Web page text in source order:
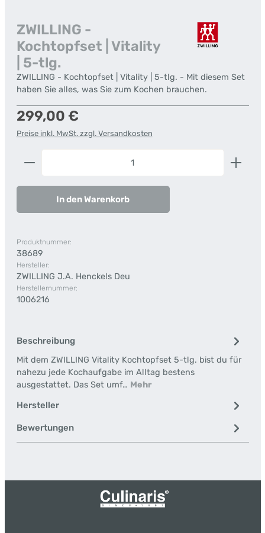
ZWILLING -
Kochtopfset | Vitality
| 5-tlg.
ZWILLING - Kochtopfset | Vitality | 5-tlg. - Mit diesem Set
haben Sie alles, was Sie zum Kochen brauchen.
Regulärer Preis:
299,00 €
Preise inkl. MwSt. zzgl. Versandkosten
Produkt Anzahl: Gib den gewünschten Wert ein
In den Warenkorb
Produktnummer:
38689
Hersteller:
ZWILLING J.A. Henckels Deu
Herstellernummer:
1006216
Beschreibung
Mit dem ZWILLING Vitality Kochtopfset 5-tlg. bist du für
nahezu jede Kochaufgabe im Alltag bestens
ausgestattet. Das Set umf… Mehr
Hersteller
Bewertungen